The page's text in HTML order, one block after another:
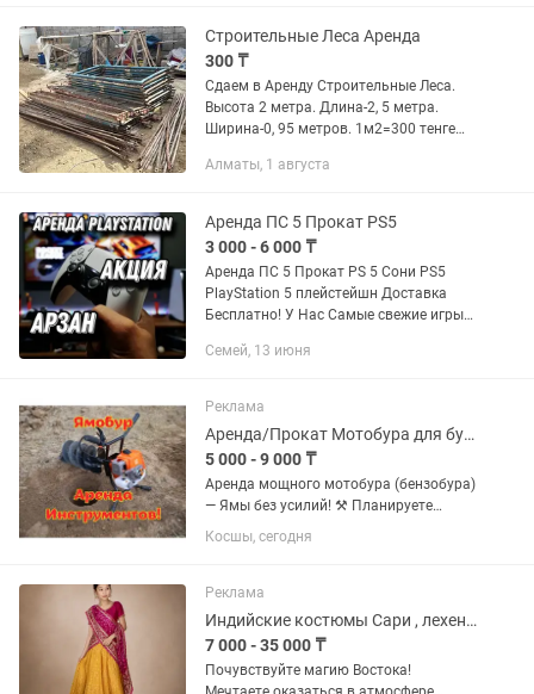
Строительные Леса Аренда
300 ₸
Сдаем в Аренду Строительные Леса.
Высота 2 метра. Длина-2, 5 метра.
Ширина-0, 95 метров. 1м2=300 тенге
Настилы (Трапы) 1шт= 2000 тенге/
Алматы, 1 августа
Аренда ПС 5 Прокат PS5
3 000 - 6 000 ₸
Аренда ПС 5 Прокат PS 5 Сони PS5
PlayStation 5 плейстейшн Доставка
Бесплатно! У Нас Самые свежие игры
А так же есть игры на прохождение
Семей, 13 июня
Реклама
Аренда/Прокат Мотобура для бурения лунок!
5 000 - 9 000 ₸
Аренда мощного мотобура (бензобура)
— Ямы без усилий! ⚒️ Планируете
забор, фундамент или посадку сада, но
не хотите покупать дорогой
профессиональный мотобур в...
Косшы, сегодня
Реклама
Индийские костюмы Сари , лехенга , украшения
7 000 - 35 000 ₸
Почувствуйте магию Востока!